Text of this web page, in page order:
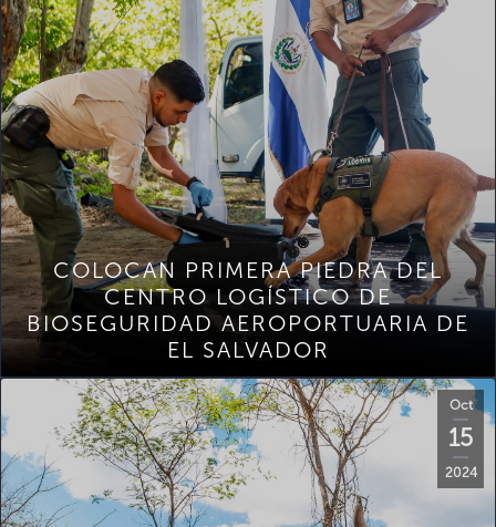
COLOCAN PRIMERA PIEDRA DEL
CENTRO LOGÍSTICO DE
BIOSEGURIDAD AEROPORTUARIA DE
EL SALVADOR
Oct
15
2024